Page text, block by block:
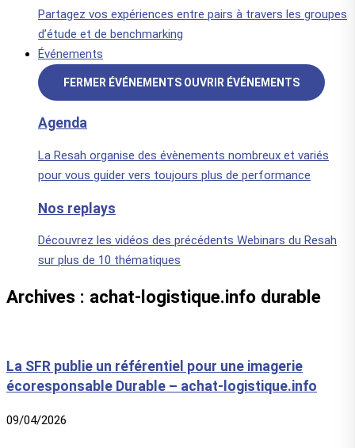
Partagez vos expériences entre pairs à travers les groupes
d’étude et de benchmarking
Événements
FERMER ÉVÉNEMENTS OUVRIR ÉVÉNEMENTS
Agenda
La Resah organise des évènements nombreux et variés
pour vous guider vers toujours plus de performance
Nos replays
Découvrez les vidéos des précédents Webinars du Resah
sur plus de 10 thématiques
Archives : achat-logistique.info durable
La SFR publie un référentiel pour une imagerie
écoresponsable Durable – achat-logistique.info
09/04/2026